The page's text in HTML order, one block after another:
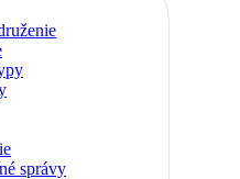
správy